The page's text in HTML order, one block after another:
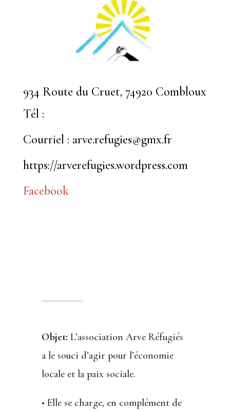
934 Route du Cruet, 74920 Combloux
Tél :
Courriel : arve.refugies@gmx.fr
https://arverefugies.wordpress.com
Facebook
Objet: L’association Arve Réfugiés
a le souci d’agir pour l’économie
locale et la paix sociale.
• Elle se charge, en complément de